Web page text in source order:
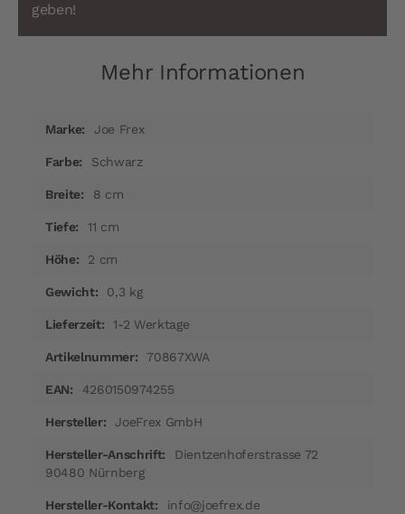
geben!
Mehr Informationen
InformationenJoe Frex
Schwarz
8 cm
11 cm
2 cm
0,3 kg
1-2 Werktage
70867XWA
4260150974255
JoeFrex GmbH
Dientzenhoferstrasse 72
90480 Nürnberg
info@joefrex.de